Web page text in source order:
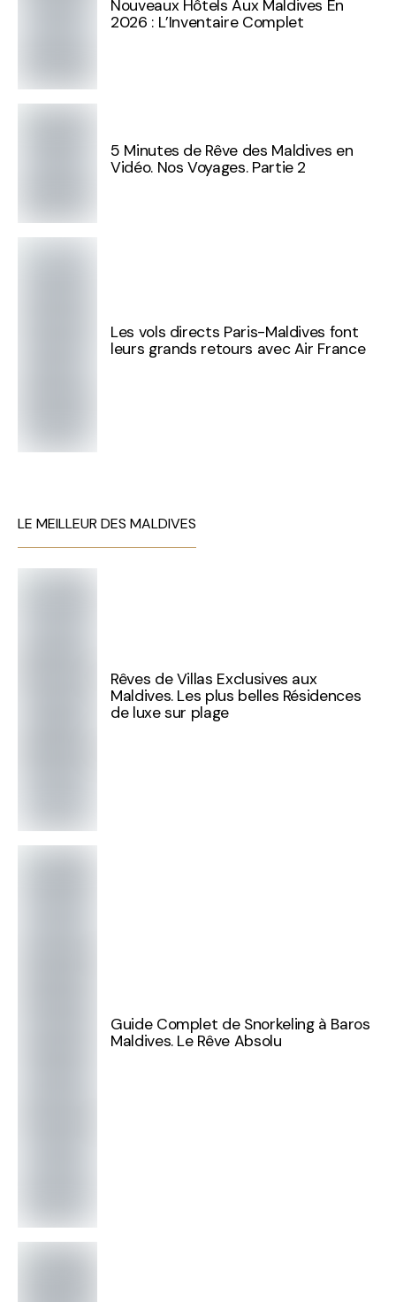
Nouveaux Hôtels Aux Maldives En
2026 : L’Inventaire Complet
5 Minutes de Rêve des Maldives en
Vidéo. Nos Voyages. Partie 2
Les vols directs Paris-Maldives font
leurs grands retours avec Air France
LE MEILLEUR DES MALDIVES
Rêves de Villas Exclusives aux
Maldives. Les plus belles Résidences
de luxe sur plage
Guide Complet de Snorkeling à Baros
Maldives. Le Rêve Absolu